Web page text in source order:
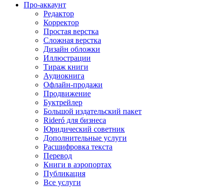
Про-аккаунт
Редактор
Корректор
Простая верстка
Сложная верстка
Дизайн обложки
Иллюстрации
Тираж книги
Аудиокнига
Офлайн-продажи
Продвижение
Буктрейлер
Большой издательский пакет
Rideró для бизнеса
Юридический советник
Дополнительные услуги
Расшифровка текста
Перевод
Книги в аэропортах
Публикация
Все услуги